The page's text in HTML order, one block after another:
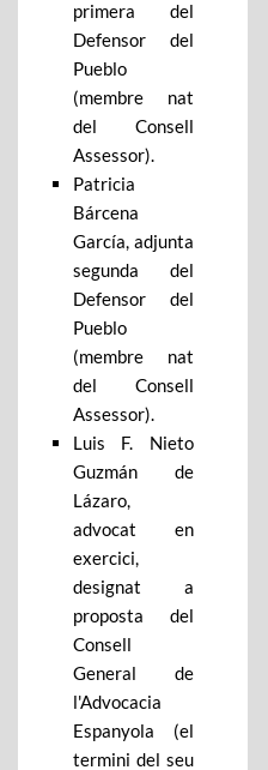
primera del
Defensor del
Pueblo
(membre nat
del Consell
Assessor).
Patricia
Bárcena
García, adjunta
segunda del
Defensor del
Pueblo
(membre nat
del Consell
Assessor).
Luis F. Nieto
Guzmán de
Lázaro,
advocat en
exercici,
designat a
proposta del
Consell
General de
l'Advocacia
Espanyola (el
termini del seu